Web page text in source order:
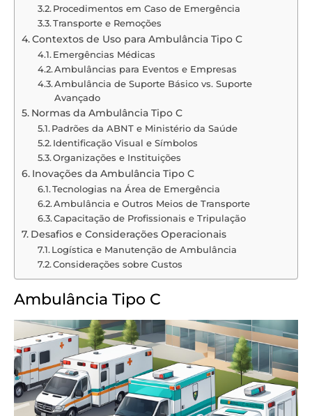
Procedimentos em Caso de Emergência
Transporte e Remoções
Contextos de Uso para Ambulância Tipo C
Emergências Médicas
Ambulâncias para Eventos e Empresas
Ambulância de Suporte Básico vs. Suporte
Avançado
Normas da Ambulância Tipo C
Padrões da ABNT e Ministério da Saúde
Identificação Visual e Símbolos
Organizações e Instituições
Inovações da Ambulância Tipo C
Tecnologias na Área de Emergência
Ambulância e Outros Meios de Transporte
Capacitação de Profissionais e Tripulação
Desafios e Considerações Operacionais
Logística e Manutenção de Ambulância
Considerações sobre Custos
Ambulância Tipo C